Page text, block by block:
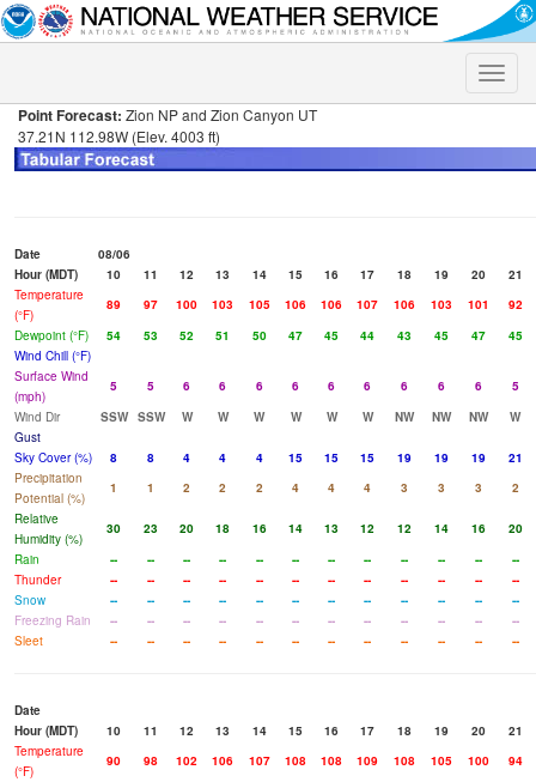
Toggle
Point Forecast: Zion NP and Zion Canyon UT
37.21N 112.98W (Elev. 4003 ft)
Date
08/06
Hour (MDT)
10 11 12 13 14 15 16 17 18 19 20
21
Temperature
(°F)
89 97 100 103 105 106 106 107 106 103 101
92
Dewpoint (°F)
54 53 52 51 50 47 45 44 43 45 47
45
Wind Chill (°F)
Surface Wind
(mph)
5 5 6 6 6 6 6 6 6 6 6
5
Wind Dir
SSW SSW W W W W W W NW NW NW
W
Gust
Sky Cover (%)
8 8 4 4 4 15 15 15 19 19 19
21
Precipitation
Potential (%)
1 1 2 2 2 4 4 4 3 3 3
2
Relative
Humidity (%)
30 23 20 18 16 14 13 12 12 14 16
20
Rain
-- -- -- -- -- -- -- -- -- -- --
--
Thunder
-- -- -- -- -- -- -- -- -- -- --
--
Snow
-- -- -- -- -- -- -- -- -- -- --
--
Freezing Rain
-- -- -- -- -- -- -- -- -- -- --
--
Sleet
-- -- -- -- -- -- -- -- -- -- -- --
Date
Hour (MDT)
10 11 12 13 14 15 16 17 18 19 20
21
Temperature
(°F)
90 98 102 106 107 108 108 109 108 105 100
94